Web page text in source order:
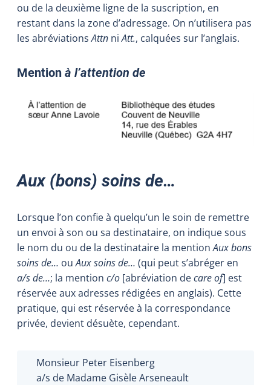
ou de la deuxième ligne de la suscription, en
restant dans la zone d’adressage. On n’utilisera pas
les abréviationsAttn niAtt., calquées sur l’anglais.
Mention à l’attention de
Aux (bons) soins de…
Lorsque l’on confie à quelqu’un le soin de remettre
un envoi à son ou sa destinataire, on indique sous
le nom du ou de la destinataire la mentionAux bons
soins de… ouAux soins de… (qui peut s’abréger en
a/sde…; la mention c/o [abréviation decare of] est
réservée aux adresses rédigées en anglais). Cette
pratique, qui est réservée à la correspondance
privée, devient désuète, cependant.
Monsieur Peter Eisenberg
a/s de Madame Gisèle Arseneault